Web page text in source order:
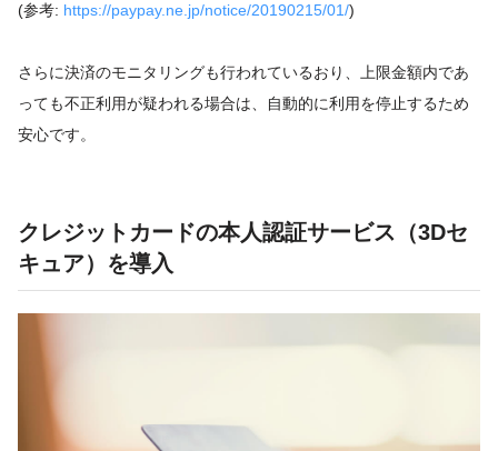
(参考: https://paypay.ne.jp/notice/20190215/01/)
さらに決済のモニタリングも行われているおり、上限金額内であ
っても不正利用が疑われる場合は、自動的に利用を停止するため
安心です。
クレジットカードの本人認証サービス（3Dセ
キュア）を導入